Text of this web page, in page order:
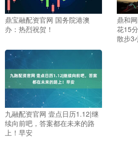
鼎宝融配资官网 国务院港澳
办：热烈祝贺！
鼎和
花15
散步3
九融配资官网 壹点日历1.12|继
续向前吧，答案都在未来的路
上！早安